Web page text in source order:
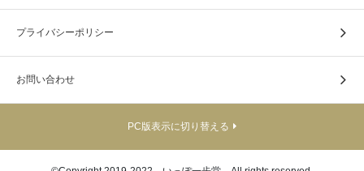
プライバシーポリシー
お問い合わせ
PC版表示に切り替える